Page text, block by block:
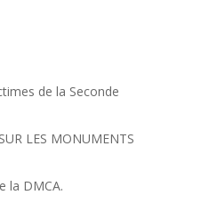
de la Seconde
LES MONUMENTS
la DMCA.